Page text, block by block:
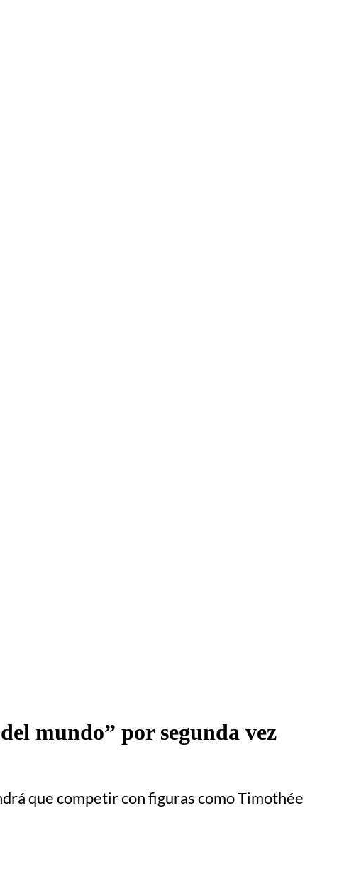
mundo” por segunda vez
que competir con figuras como Timothée